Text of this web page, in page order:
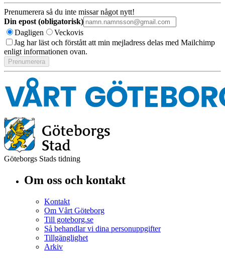
Prenumerera så du inte missar något nytt!
Din epost (obligatorisk)
Dagligen
Veckovis
Jag har läst och förstått att min mejladress delas med Mailchimp
enligt informationen ovan.
Göteborgs Stads tidning
Om oss och kontakt
Kontakt
Om Vårt Göteborg
Till goteborg.se
Så behandlar vi dina personuppgifter
Tillgänglighet
Arkiv